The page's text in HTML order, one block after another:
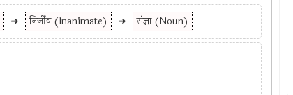
➜ निर्जीव (Inanimate) ➜ संज्ञा (Noun)